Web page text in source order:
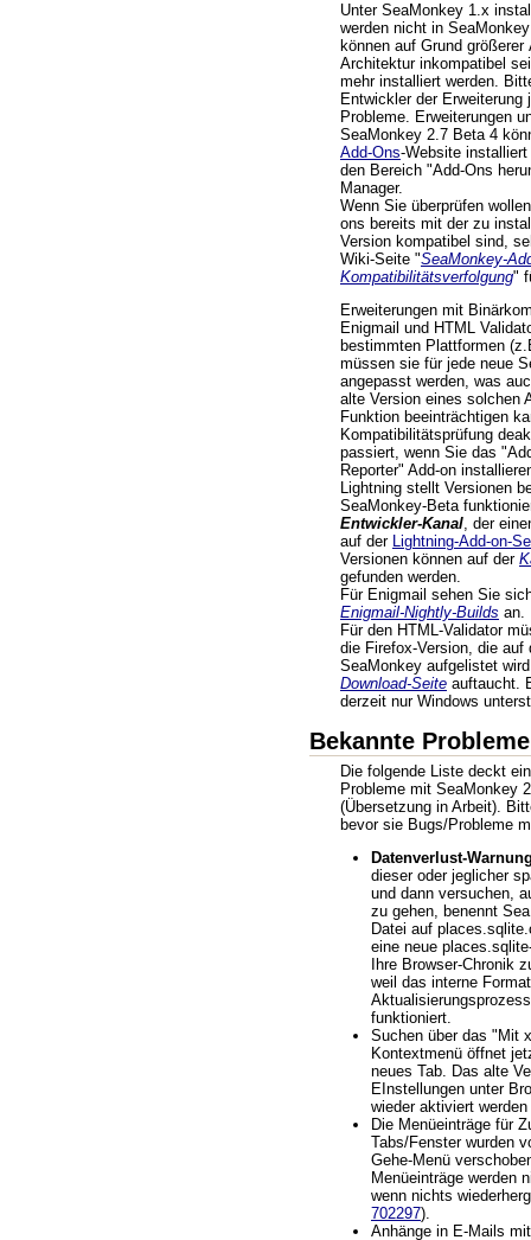
Unter SeaMonkey 1.x
werden nicht in
können auf Grund
Architektur inkompatibel
mehr installiert werden.
Entwickler der Erweiterung
Probleme. Erweiterungen
SeaMonkey 2.7 Beta 4
Add-Ons-Website
den Bereich "Add-Ons
Manager.
Wenn Sie überprüfen
ons bereits mit der zu
Version kompatibel sind,
Wiki-Seite "SeaMonkey-
Kompatibilitätsverfolgung"
Erweiterungen mit
Enigmail und HTML
bestimmten Plattformen
müssen sie für jede neue
angepasst werden, was
alte Version eines solchen
Funktion beeinträchtigen
Kompatibilitätsprüfung
passiert, wenn Sie das
Reporter" Add-on
Lightning stellt Versionen
SeaMonkey-Beta
Entwickler-Kanal, der
auf der Lightning-Add-on-
Versionen können auf der
gefunden werden.
Für Enigmail sehen Sie
Enigmail-Nightly-Builds an.
Für den HTML-Validator
die Firefox-Version, die
SeaMonkey aufgelistet
Download-Seite auftaucht.
derzeit nur Windows
Bekannte Probleme
Die folgende Liste deckt
Probleme mit SeaMonkey
(Übersetzung in Arbeit).
bevor sie Bugs/Probleme
Datenverlust-
dieser oder jeglicher
und dann versuchen,
zu gehen, benennt
Datei auf
eine neue
Ihre Browser-Chronik
weil das interne
funktioniert.
Suchen über das "Mit
Kontextmenü öffnet
neues Tab. Das alte
EInstellungen unter
wieder aktiviert werden
Die Menüeinträge für
Tabs/Fenster wurden
Gehe-Menü
Menüeinträge werden
wenn nichts
702297).
Anhänge in E-Mails